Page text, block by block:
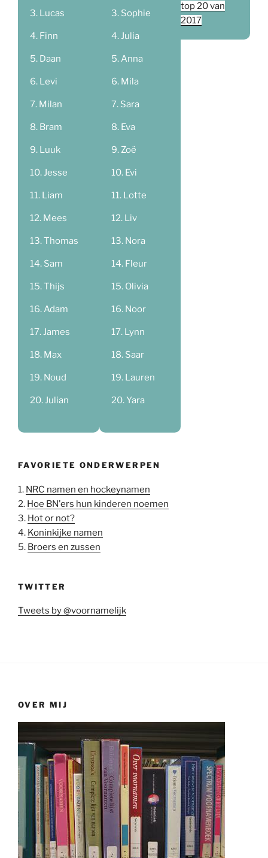
Lucas
Finn
Daan
Levi
Milan
Bram
Luuk
Jesse
Liam
Mees
Thomas
Sam
Thijs
Adam
James
Max
Noud
Julian
Sophie
Julia
Anna
Mila
Sara
Eva
Zoë
Evi
Lotte
Liv
Nora
Fleur
Olivia
Noor
Lynn
Saar
Lauren
Yara
top 20 van
2017
FAVORIETE ONDERWERPEN
1. NRC namen en hockeynamen
2. Hoe BN'ers hun kinderen noemen
3. Hot or not?
4. Koninkijke namen
5. Broers en zussen
TWITTER
Tweets by @voornamelijk
OVER MIJ